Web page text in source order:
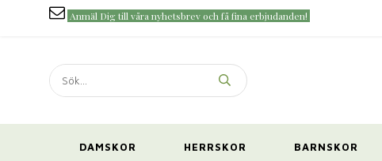
Anmäl Dig till våra nyhetsbrev och få fina erbjudanden!
DAMSKOR HERRSKOR BARNSKOR